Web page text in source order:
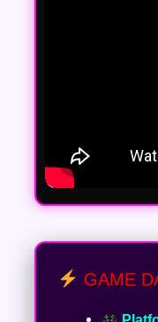
GAME